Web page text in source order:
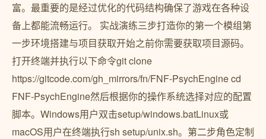
富。最重要的是经过优化的代码结构确保了游戏在各种设
备上都能流畅运行。 实战演练三步打造你的第一个模组第
一步环境搭建与项目获取开始之前你需要获取项目源码。
打开终端并执行以下命令git clone
https://gitcode.com/gh_mirrors/fn/FNF-PsychEngine cd
FNF-PsychEngine然后根据你的操作系统选择对应的配置
脚本。Windows用户双击setup/windows.batLinux或
macOS用户在终端执行sh setup/unix.sh。第二步角色定制